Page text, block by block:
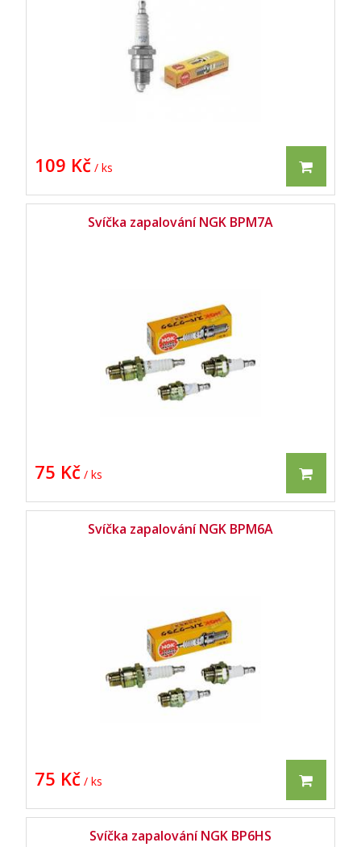
109 Kč / ks
Svíčka zapalování NGK BPM7A
75 Kč / ks
Svíčka zapalování NGK BPM6A
75 Kč / ks
Svíčka zapalování NGK BP6HS